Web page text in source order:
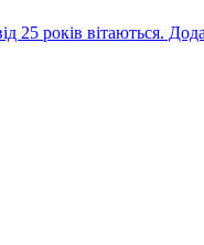
25 років вітаються.